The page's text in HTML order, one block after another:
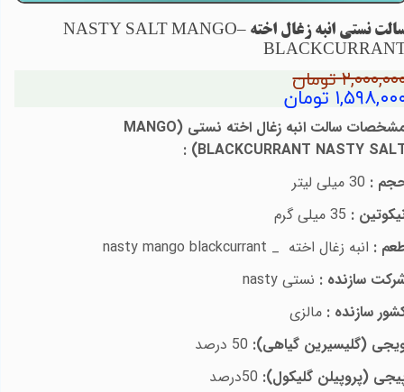
سالت نستی انبه زغال اخته –NASTY SALT MANGO
تومان
تومان
سالت انبه زغال اخته نستی (MANGO
BLACKCURRANT NASTY
)
:
:
:
: انبه زغال اخته _
nasty mango blackcurrant
سازنده : نستی nasty
سازنده : مالزی
(گلیسیرین گیاهی):
(پروپیلن گلیکول):